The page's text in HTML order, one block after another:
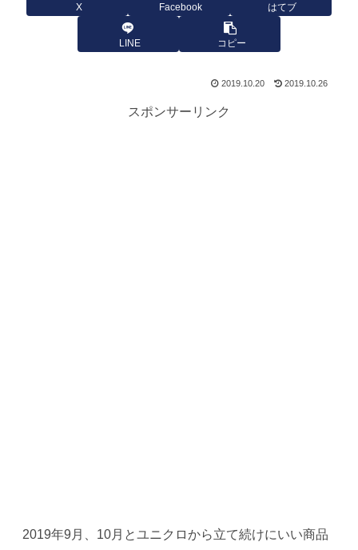
X Facebook はてブ
LINE コピー
2019.10.20 2019.10.26
スポンサーリンク
2019年9月、10月とユニクロから立て続けにいい商品